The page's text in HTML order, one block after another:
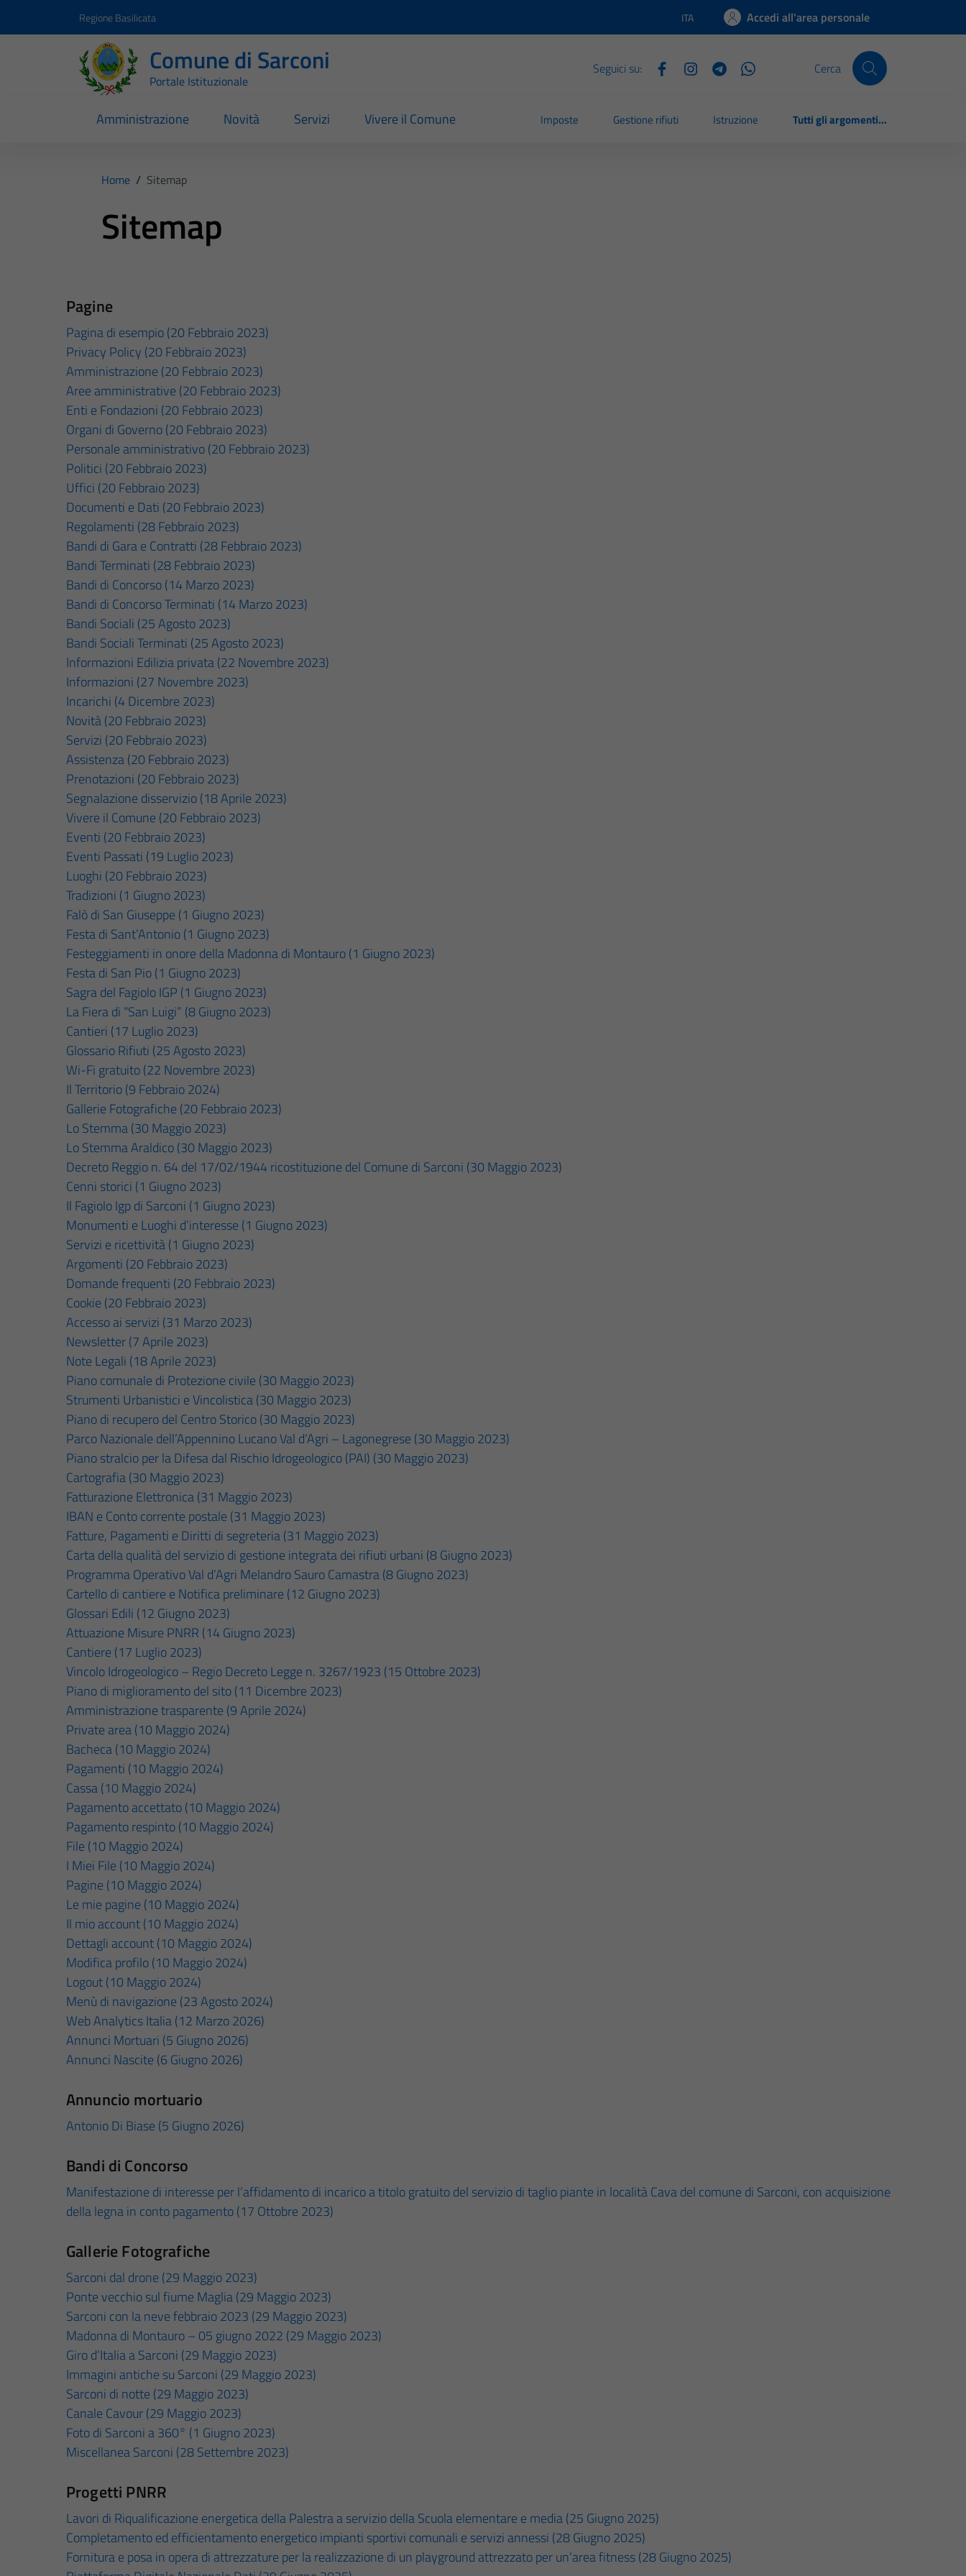
Regione Basilicata Lingua attiva:
ITA Accedi all'area personale
Comune di Sarconi
Portale Istituzionale
Seguici su: Cerca
Amministrazione Novità Servizi Vivere il Comune Imposte Gestione rifiuti Istruzione Tutti gli argomenti...
Home / Sitemap
Sitemap
Pagine
Pagina di esempio (20 Febbraio 2023)
Privacy Policy (20 Febbraio 2023)
Amministrazione (20 Febbraio 2023)
Aree amministrative (20 Febbraio 2023)
Enti e Fondazioni (20 Febbraio 2023)
Organi di Governo (20 Febbraio 2023)
Personale amministrativo (20 Febbraio 2023)
Politici (20 Febbraio 2023)
Uffici (20 Febbraio 2023)
Documenti e Dati (20 Febbraio 2023)
Regolamenti (28 Febbraio 2023)
Bandi di Gara e Contratti (28 Febbraio 2023)
Bandi Terminati (28 Febbraio 2023)
Bandi di Concorso (14 Marzo 2023)
Bandi di Concorso Terminati (14 Marzo 2023)
Bandi Sociali (25 Agosto 2023)
Bandi Sociali Terminati (25 Agosto 2023)
Informazioni Edilizia privata (22 Novembre 2023)
Informazioni (27 Novembre 2023)
Incarichi (4 Dicembre 2023)
Novità (20 Febbraio 2023)
Servizi (20 Febbraio 2023)
Assistenza (20 Febbraio 2023)
Prenotazioni (20 Febbraio 2023)
Segnalazione disservizio (18 Aprile 2023)
Vivere il Comune (20 Febbraio 2023)
Eventi (20 Febbraio 2023)
Eventi Passati (19 Luglio 2023)
Luoghi (20 Febbraio 2023)
Tradizioni (1 Giugno 2023)
Falò di San Giuseppe (1 Giugno 2023)
Festa di Sant’Antonio (1 Giugno 2023)
Festeggiamenti in onore della Madonna di Montauro (1 Giugno 2023)
Festa di San Pio (1 Giugno 2023)
Sagra del Fagiolo IGP (1 Giugno 2023)
La Fiera di “San Luigi” (8 Giugno 2023)
Cantieri (17 Luglio 2023)
Glossario Rifiuti (25 Agosto 2023)
Wi-Fi gratuito (22 Novembre 2023)
Il Territorio (9 Febbraio 2024)
Gallerie Fotografiche (20 Febbraio 2023)
Lo Stemma (30 Maggio 2023)
Lo Stemma Araldico (30 Maggio 2023)
Decreto Reggio n. 64 del 17/02/1944 ricostituzione del Comune di Sarconi (30 Maggio 2023)
Cenni storici (1 Giugno 2023)
Il Fagiolo Igp di Sarconi (1 Giugno 2023)
Monumenti e Luoghi d’interesse (1 Giugno 2023)
Servizi e ricettività (1 Giugno 2023)
Argomenti (20 Febbraio 2023)
Domande frequenti (20 Febbraio 2023)
Cookie (20 Febbraio 2023)
Accesso ai servizi (31 Marzo 2023)
Newsletter (7 Aprile 2023)
Note Legali (18 Aprile 2023)
Piano comunale di Protezione civile (30 Maggio 2023)
Strumenti Urbanistici e Vincolistica (30 Maggio 2023)
Piano di recupero del Centro Storico (30 Maggio 2023)
Parco Nazionale dell’Appennino Lucano Val d’Agri – Lagonegrese (30 Maggio 2023)
Piano stralcio per la Difesa dal Rischio Idrogeologico (PAI) (30 Maggio 2023)
Cartografia (30 Maggio 2023)
Fatturazione Elettronica (31 Maggio 2023)
IBAN e Conto corrente postale (31 Maggio 2023)
Fatture, Pagamenti e Diritti di segreteria (31 Maggio 2023)
Carta della qualità del servizio di gestione integrata dei rifiuti urbani (8 Giugno 2023)
Programma Operativo Val d’Agri Melandro Sauro Camastra (8 Giugno 2023)
Cartello di cantiere e Notifica preliminare (12 Giugno 2023)
Glossari Edili (12 Giugno 2023)
Attuazione Misure PNRR (14 Giugno 2023)
Cantiere (17 Luglio 2023)
Vincolo Idrogeologico – Regio Decreto Legge n. 3267/1923 (15 Ottobre 2023)
Piano di miglioramento del sito (11 Dicembre 2023)
Amministrazione trasparente (9 Aprile 2024)
Private area (10 Maggio 2024)
Bacheca (10 Maggio 2024)
Pagamenti (10 Maggio 2024)
Cassa (10 Maggio 2024)
Pagamento accettato (10 Maggio 2024)
Pagamento respinto (10 Maggio 2024)
File (10 Maggio 2024)
I Miei File (10 Maggio 2024)
Pagine (10 Maggio 2024)
Le mie pagine (10 Maggio 2024)
Il mio account (10 Maggio 2024)
Dettagli account (10 Maggio 2024)
Modifica profilo (10 Maggio 2024)
Logout (10 Maggio 2024)
Menù di navigazione (23 Agosto 2024)
Web Analytics Italia (12 Marzo 2026)
Annunci Mortuari (5 Giugno 2026)
Annunci Nascite (6 Giugno 2026)
Annuncio mortuario
Antonio Di Biase (5 Giugno 2026)
Bandi di Concorso
Manifestazione di interesse per l’affidamento di incarico a titolo gratuito del servizio di taglio piante in località Cava del comune di Sarconi, con acquisizione
della legna in conto pagamento (17 Ottobre 2023)
Gallerie Fotografiche
Sarconi dal drone (29 Maggio 2023)
Ponte vecchio sul fiume Maglia (29 Maggio 2023)
Sarconi con la neve febbraio 2023 (29 Maggio 2023)
Madonna di Montauro – 05 giugno 2022 (29 Maggio 2023)
Giro d’Italia a Sarconi (29 Maggio 2023)
Immagini antiche su Sarconi (29 Maggio 2023)
Sarconi di notte (29 Maggio 2023)
Canale Cavour (29 Maggio 2023)
Foto di Sarconi a 360° (1 Giugno 2023)
Miscellanea Sarconi (28 Settembre 2023)
Progetti PNRR
Lavori di Riqualificazione energetica della Palestra a servizio della Scuola elementare e media (25 Giugno 2025)
Completamento ed efficientamento energetico impianti sportivi comunali e servizi annessi (28 Giugno 2025)
Fornitura e posa in opera di attrezzature per la realizzazione di un playground attrezzato per un’area fitness (28 Giugno 2025)